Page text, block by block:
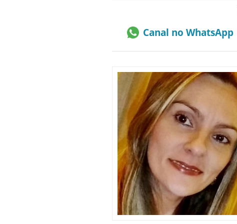
Canal no WhatsApp